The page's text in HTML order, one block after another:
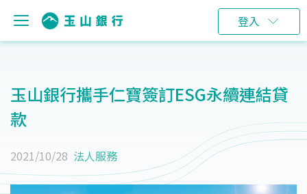
登入
玉山銀行攜手仁寶簽訂ESG永續連結貸
款
2021/10/28 法人服務